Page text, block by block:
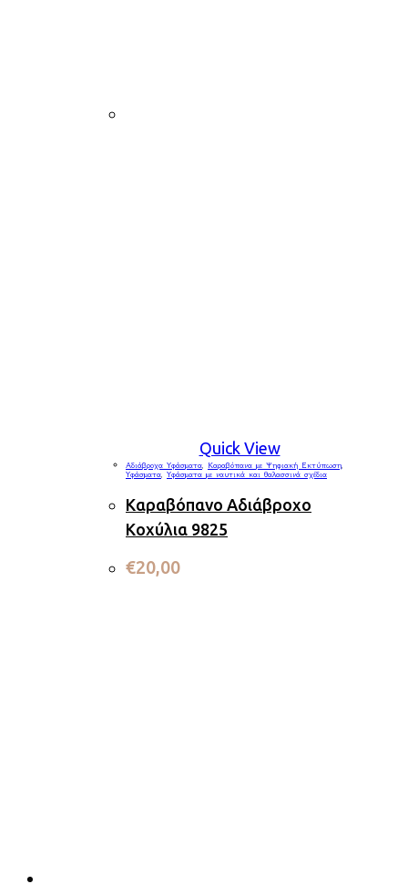
Quick View
Αδιάβροχα Υφάσματα Καραβόπανα με Ψηφιακή Εκτύπωση
Υφάσματα Υφάσματα με ναυτικά και θαλασσινά σχέδια
Καραβόπανο Αδιάβροχο
Κοχύλια 9825
€20,00